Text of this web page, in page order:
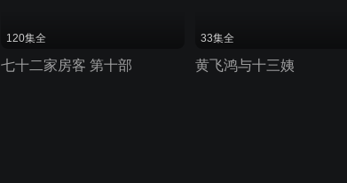
120集全
七十二家房客 第十部
33集全
黄飞鸿与十三姨